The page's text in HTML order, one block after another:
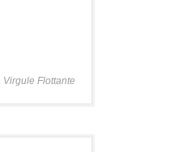
Virgule Flottante